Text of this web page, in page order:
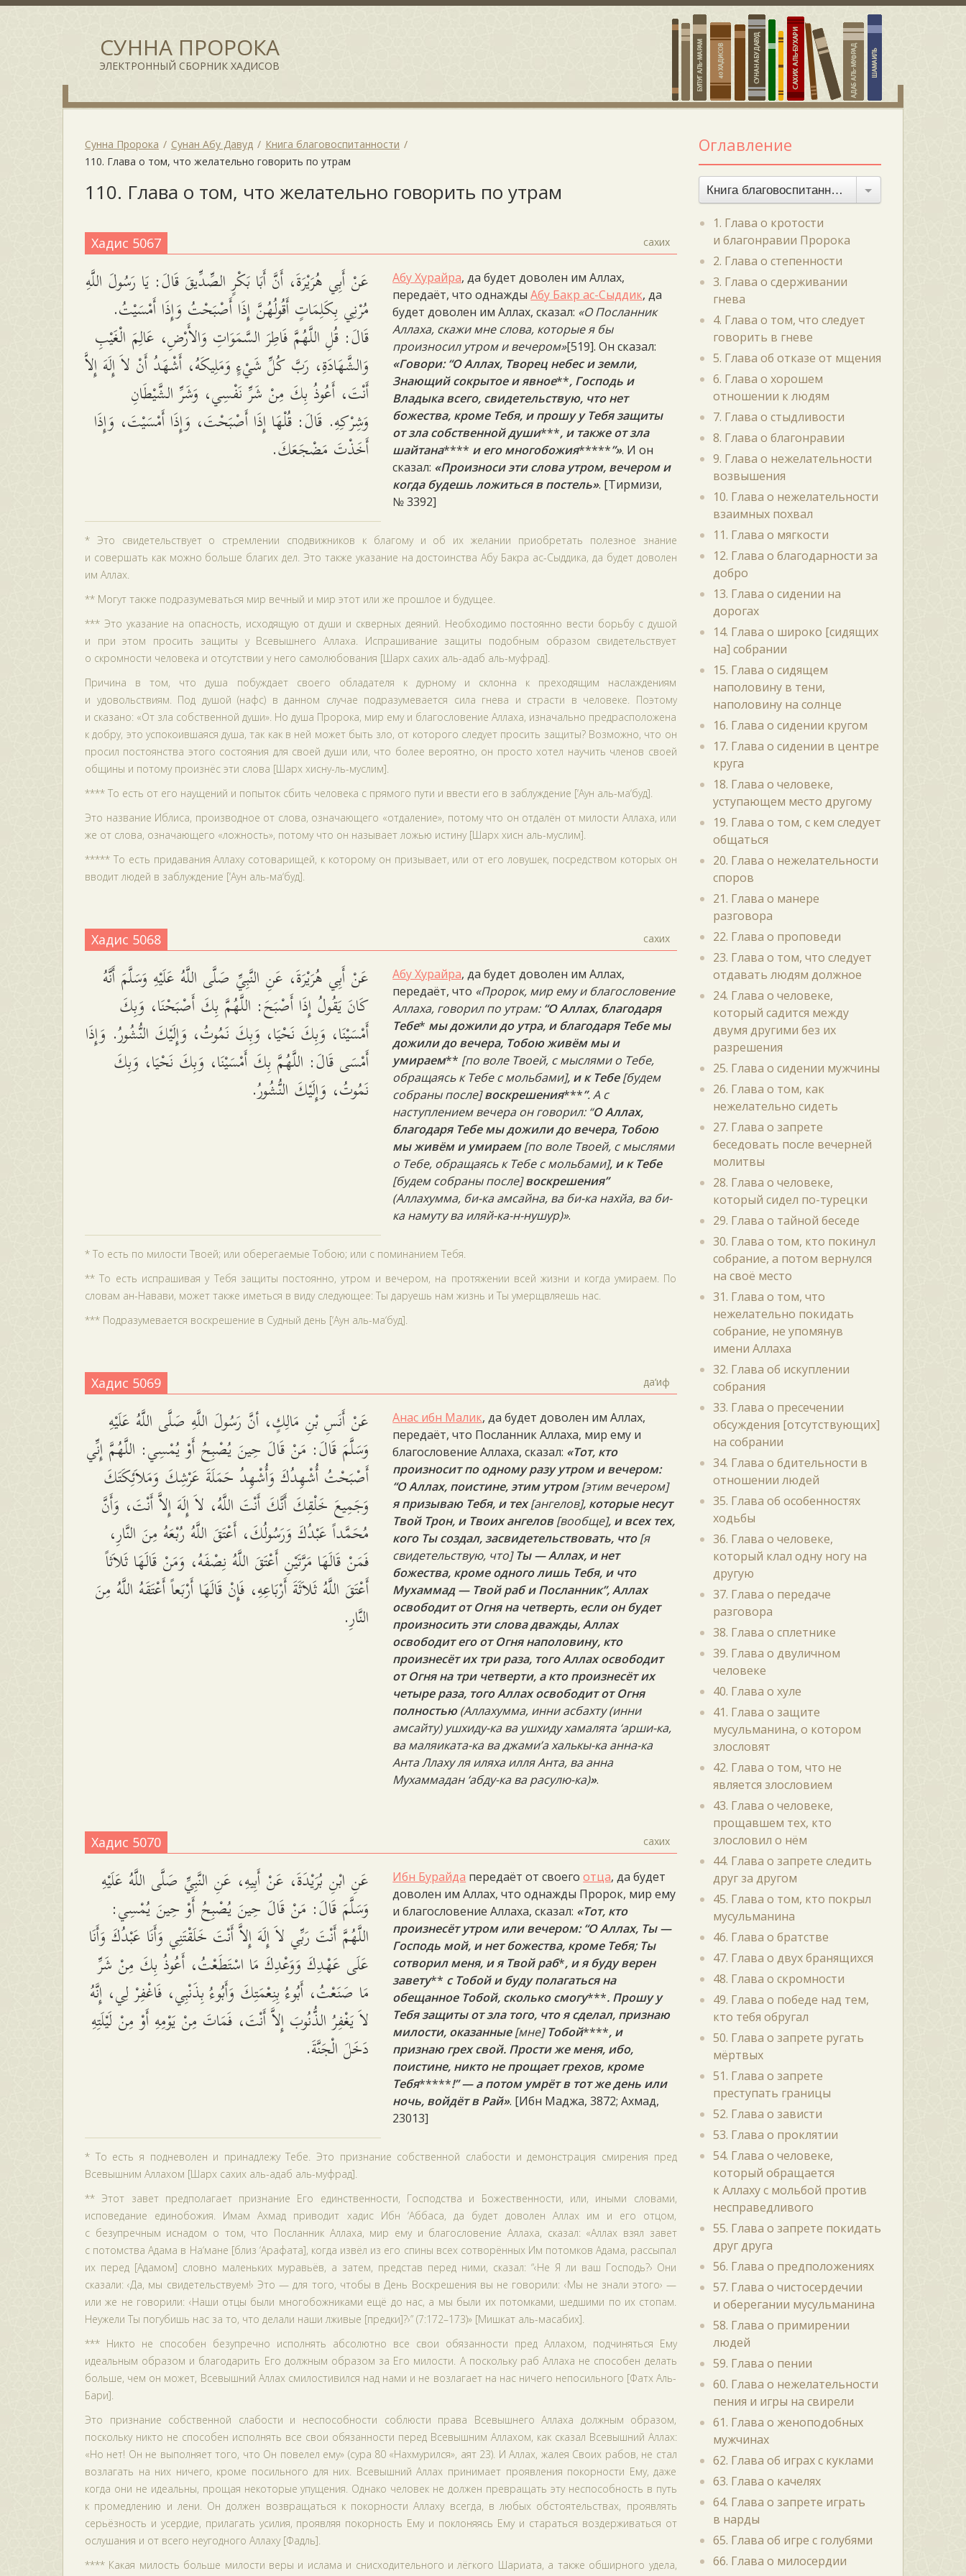
СУННА ПРОРОКА
ЭЛЕКТРОННЫЙ СБОРНИК ХАДИСОВ
Сунна Пророка Сунан Абу Давуд
Книга благовоспитанности
110. Глава о том, что желательно говорить по утрам
110. Глава о том, что желательно говорить по утрам
Хадис 5067 сахих
عَنْ أَبِي هُرَيْرَةَ، أَنَّ أَبَا بَكْرٍ الصِّدِّيقَ قَالَ: يَا رَسُولَ اللَّهِ
مُرْنِي بِكَلِمَاتٍ أَقُولُهُنَّ إِذَا أَصْبَحْتُ وَإِذَا أَمْسَيْتُ.
قَالَ: قُلِ اللَّهُمَّ فَاطِرَ السَّمَوَاتِ وَالأَرْضِ، عَالِمَ الْغَيْبِ
وَالشَّهَادَةِ، رَبَّ كُلِّ شَيْءٍ وَمَلِيكَهُ، أَشْهَدُ أَنْ لاَ إِلَهَ إِلاَّ
أَنْتَ، أَعُوذُ بِكَ مِنْ شَرِّ نَفْسِي، وَشَرِّ الشَّيْطَانِ
وَشِرْكِهِ. قَالَ: قُلْهَا إِذَا أَصْبَحْتَ، وَإِذَا أَمْسَيْتَ، وَإِذَا
أَخَذْتَ مَضْجَعَكَ.
Абу Хурайра, да будет доволен им Аллах,
передаёт, что однаждыАбу Бакр ас-Сыддик, да
будет доволен им Аллах, сказал: «О Посланник
Аллаха, скажи мне слова, которые я бы
произносил утром и вечером»[519]. Он сказал:
«Говори: “O Аллах, Творец небес и земли,
Знающий сокрытое и явное**, Господь и
Владыка всего, свидетельствую, что нет
божества, кроме Тебя, и прошу у Тебя защиты
от зла собственной души***, и также от зла
шайтана**** и его многобожия*****”». И он
сказал: «Произноси эти слова утром, вечером и
когда будешь ложиться в постель». [Тирмизи,
№ 3392]
* Это свидетельствует о стремлении сподвижников к благому и об их желании приобретать полезное знание
и совершать как можно больше благих дел. Это также указание на достоинства Абу Бакра ас-Сыддика, да будет доволен
им Аллах.
** Могут также подразумеваться мир вечный и мир этот или же прошлое и будущее.
*** Это указание на опасность, исходящую от души и скверных деяний. Необходимо постоянно вести борьбу с душой
и при этом просить защиты у Всевышнего Аллаха. Испрашивание защиты подобным образом свидетельствует
о скромности человека и отсутствии у него самолюбования [Шарх сахих аль-адаб аль-муфрад].
Причина в том, что душа побуждает своего обладателя к дурному и склонна к преходящим наслаждениям
и удовольствиям. Под душой (нафс) в данном случае подразумевается сила гнева и страсти в человеке. Поэтому
и сказано: «От зла собственной души». Но душа Пророка, мир ему и благословение Аллаха, изначально предрасположена
к добру, это успокоившаяся душа, так как в ней может быть зло, от которого следует просить защиты? Возможно, что он
просил постоянства этого состояния для своей души или, что более вероятно, он просто хотел научить членов своей
общины и потому произнёс эти слова [Шарх хисну-ль-муслим].
**** То есть от его наущений и попыток сбить человека с прямого пути и ввести его в заблуждение [‘Аун аль-ма‘буд].
Это название Иблиса, производное от слова, означающего «отдаление», потому что он отдалён от милости Аллаха, или
же от слова, означающего «ложность», потому что он называет ложью истину [Шарх хисн аль-муслим].
***** То есть придавания Аллаху сотоварищей, к которому он призывает, или от его ловушек, посредством которых он
вводит людей в заблуждение [‘Аун аль-ма‘буд].
Хадис 5068 сахих
عَنْ أَبِي هُرَيْرَةَ، عَنِ النَّبِيِّ صَلَّى اللَّهُ عَلَيْهِ وَسَلَّمَ أَنَّهُ
كَانَ يَقُولُ إِذَا أَصْبَحَ: اللَّهُمَّ بِكَ أَصْبَحْنَا، وَبِكَ
أَمْسَيْنَا، وَبِكَ نَحْيَا، وَبِكَ نَمُوتُ، وَإِلَيْكَ النُّشُورُ. وَإِذَا
أَمْسَى قَالَ: اللَّهُمَّ بِكَ أَمْسَيْنَا، وَبِكَ نَحْيَا، وَبِكَ
نَمُوتُ، وَإِلَيْكَ النُّشُورُ.
Абу Хурайра, да будет доволен им Аллах,
передаёт, что «Пророк, мир ему и благословение
Аллаха, говорил по утрам: “О Аллах, благодаря
Тебе* мы дожили до утра, и благодаря Тебе мы
дожили до вечера, Тобою живём мы и
умираем** [по воле Твоей, с мыслями о Тебе,
обращаясь к Тебе с мольбами], и к Тебе[будем
собраны после]воскрешения***”. А с
наступлением вечера он говорил: “О Аллах,
благодаря Тебе мы дожили до вечера, Тобою
мы живём и умираем[по воле Твоей, с мыслями
о Тебе, обращаясь к Тебе с мольбами], и к Тебе
[будем собраны после]воскрешения”
(Аллахумма, би-ка амсайна, ва би-ка нахйа, ва би-
ка намуту ва иляй-ка-н-нушур)».
* То есть по милости Твоей; или оберегаемые Тобою; или с поминанием Тебя.
** То есть испрашивая у Тебя защиты постоянно, утром и вечером, на протяжении всей жизни и когда умираем. По
словам ан-Навави, может также иметься в виду следующее: Ты даруешь нам жизнь и Ты умерщвляешь нас.
*** Подразумевается воскрешение в Судный день [‘Аун аль-ма‘буд].
Хадис 5069 да‘иф
عَنْ أَنَسِ بْنِ مَالِكٍ، أنَّ رَسُولَ اللَّهِ صَلَّى اللَّهُ عَلَيْهِ
وَسَلَّمَ قَالَ: مَنْ قَالَ حِينَ يُصْبِحُ أَوْ يُمْسِي: اللَّهُمَّ إِنِّي
أَصْبَحْتُ أُشْهِدُكَ وَأُشْهِدُ حَمَلَةَ عَرْشِكَ وَمَلاَئِكَتَكَ
وَجَمِيعَ خَلْقِكَ أَنَّكَ أَنْتَ اللَّهُ، لاَ إِلَهَ إِلاَّ أَنْتَ، وَأَنَّ
مُحَمَّداً عَبْدُكَ وَرَسُولُكَ، أَعْتَقَ اللَّهُ رُبْعَهُ مِنَ النَّارِ،
فَمَنْ قَالَهَا مَرَّتَيْنِ أَعْتَقَ اللَّهُ نِصْفَهُ، وَمَنْ قَالَهَا ثَلاَثاً
أَعْتَقَ اللَّهُ ثَلاَثَةَ أَرْبَاعِهِ، فَإِنْ قَالَهَا أَرْبَعاً أَعْتَقَهُ اللَّهُ مِنَ
النَّارِ.
Анас ибн Малик, да будет доволен им Аллах,
передаёт, что Посланник Аллаха, мир ему и
благословение Аллаха, сказал: «Тот, кто
произносит по одному разу утром и вечером:
“О Аллах, поистине, этим утром[этим вечером]
я призываю Тебя, и тех[ангелов], которые несут
Твой Трон, и Твоих ангелов[вообще], и всех тех,
кого Ты создал, засвидетельствовать, что[я
свидетельствую, что]Ты — Аллах, и нет
божества, кроме одного лишь Тебя, и что
Мухаммад — Твой раб и Посланник”, Аллах
освободит от Огня на четверть, если он будет
произносить эти слова дважды, Аллах
освободит его от Огня наполовину, кто
произнесёт их три раза, того Аллах освободит
от Огня на три четверти, а кто произнесёт их
четыре раза, того Аллах освободит от Огня
полностью (Аллахумма, инни асбахту (инни
амсайту) ушхиду-ка ва ушхиду хамалята ‘арши-ка,
ва маляиката-ка ва джами’а халькы-ка анна-ка
Анта Ллаху ля иляха илля Анта, ва анна
Мухаммадан ‘абду-ка ва расулю-ка)».
Хадис 5070 сахих
عَنِ ابْنِ بُرَيْدَةَ، عَنْ أَبِيهِ، عَنِ النَّبِيِّ صَلَّى اللَّهُ عَلَيْهِ
وَسَلَّمَ قَالَ: مَنْ قَالَ حِينَ يُصْبِحُ أَوْ حِينَ يُمْسِي:
اللَّهُمَّ أَنْتَ رَبِّي لاَ إِلَهَ إِلاَّ أَنْتَ خَلَقْتَنِي وَأَنَا عَبْدُكَ وَأَنَا
عَلَى عَهْدِكَ وَوَعْدِكَ مَا اسْتَطَعْتُ، أَعُوذُ بِكَ مِنْ شَرِّ
مَا صَنَعْتُ، أَبُوءُ بِنِعْمَتِكَ وَأَبُوءُ بِذَنْبِي، فَاغْفِرْ لِي، إِنَّهُ
لاَ يَغْفِرُ الذُّنُوبَ إِلاَّ أَنْتَ، فَمَاتَ مِنْ يَوْمِهِ أَوْ مِنْ لَيْلَتِهِ
دَخَلَ الْجَنَّةَ.
Ибн Бурайда передаёт от своегоотца, да будет
доволен им Аллах, что однажды Пророк, мир ему
и благословение Аллаха, сказал: «Тот, кто
произнесёт утром или вечером: “О Аллах, Ты —
Господь мой, и нет божества, кроме Тебя; Ты
сотворил меня, и я Твой раб*, и я буду верен
завету** с Тобой и буду полагаться на
обещанное Тобой, сколько смогу***. Прошу у
Тебя защиты от зла того, что я сделал, признаю
милости, оказанные[мне]Тобой****, и
признаю грех свой. Прости же меня, ибо,
поистине, никто не прощает грехов, кроме
Тебя*****!” — а потом умрёт в тот же день или
ночь, войдёт в Рай». [Ибн Маджа, 3872; Ахмад,
23013]
* То есть я подневолен и принадлежу Тебе. Это признание собственной слабости и демонстрация смирения пред
Всевышним Аллахом [Шарх сахих аль-адаб аль-муфрад].
** Этот завет предполагает признание Его единственности, Господства и Божественности, или, иными словами,
исповедание единобожия. Имам Ахмад приводит хадис Ибн ‘Аббаса, да будет доволен Аллах им и его отцом,
с безупречным иснадом о том, что Посланник Аллаха, мир ему и благословение Аллаха, сказал: «Аллах взял завет
с потомства Адама в На‘мане [близ ‘Арафата], когда извёл из его спины всех сотворённых Им потомков Адама, рассыпал
их перед [Адамом] словно маленьких муравьёв, а затем, представ перед ними, сказал: “‹Не Я ли ваш Господь?› Они
сказали: ‹Да, мы свидетельствуем!› Это — для того, чтобы в День Воскрешения вы не говорили: ‹Мы не знали этого› —
или же не говорили: ‹Наши отцы были многобожниками ещё до нас, а мы были их потомками, шедшими по их стопам.
Неужели Ты погубишь нас за то, что делали наши лживые [предки]?›” (7:172–173)» [Мишкат аль-масабих].
*** Никто не способен безупречно исполнять абсолютно все свои обязанности пред Аллахом, подчиняться Ему
идеальным образом и благодарить Его должным образом за Его милости. А поскольку раб Аллаха не способен делать
больше, чем он может, Всевышний Аллах смилостивился над нами и не возлагает на нас ничего непосильного [Фатх Аль-
Бари].
Это признание собственной слабости и неспособности соблюсти права Всевышнего Аллаха должным образом,
поскольку никто не способен исполнять все свои обязанности перед Всевышним Аллахом, как сказал Всевышний Аллах:
«Но нет! Он не выполняет того, что Он повелел ему» (сура 80 «Нахмурился», аят 23). И Аллах, жалея Своих рабов, не стал
возлагать на них ничего, кроме посильного для них. Всевышний Аллах принимает проявления покорности Ему, даже
когда они не идеальны, прощая некоторые упущения. Однако человек не должен превращать эту неспособность в путь
к промедлению и лени. Он должен возвращаться к покорности Аллаху всегда, в любых обстоятельствах, проявлять
серьёзность и усердие, прилагать усилия, проявляя покорность Ему и поклоняясь Ему и стараться воздерживаться от
ослушания и от всего неугодного Аллаху [Фадль].
**** Какая милость больше милости веры и ислама и снисходительного и лёгкого Шариата, а также обширного удела,
Оглавление
Книга благовоспитанности
1. Глава о кротости
и благонравии Пророка
2. Глава о степенности
3. Глава о сдерживании
гнева
4. Глава о том, что следует
говорить в гневе
5. Глава об отказе от мщения
6. Глава о хорошем
отношении к людям
7. Глава о стыдливости
8. Глава о благонравии
9. Глава о нежелательности
возвышения
10. Глава о нежелательности
взаимных похвал
11. Глава о мягкости
12. Глава о благодарности за
добро
13. Глава о сидении на
дорогах
14. Глава о широко [сидящих
на] собрании
15. Глава о сидящем
наполовину в тени,
наполовину на солнце
16. Глава о сидении кругом
17. Глава о сидении в центре
круга
18. Глава о человеке,
уступающем место другому
19. Глава о том, с кем следует
общаться
20. Глава о нежелательности
споров
21. Глава о манере
разговора
22. Глава о проповеди
23. Глава о том, что следует
отдавать людям должное
24. Глава о человеке,
который садится между
двумя другими без их
разрешения
25. Глава о сидении мужчины
26. Глава о том, как
нежелательно сидеть
27. Глава о запрете
беседовать после вечерней
молитвы
28. Глава о человеке,
который сидел по-турецки
29. Глава о тайной беседе
30. Глава о том, кто покинул
собрание, а потом вернулся
на своё место
31. Глава о том, что
нежелательно покидать
собрание, не упомянув
имени Аллаха
32. Глава об искуплении
собрания
33. Глава о пресечении
обсуждения [отсутствующих]
на собрании
34. Глава о бдительности в
отношении людей
35. Глава об особенностях
ходьбы
36. Глава о человеке,
который клал одну ногу на
другую
37. Глава о передаче
разговора
38. Глава о сплетнике
39. Глава о двуличном
человеке
40. Глава о хуле
41. Глава о защите
мусульманина, о котором
злословят
42. Глава о том, что не
является злословием
43. Глава о человеке,
прощавшем тех, кто
злословил о нём
44. Глава о запрете следить
друг за другом
45. Глава о том, кто покрыл
мусульманина
46. Глава о братстве
47. Глава о двух бранящихся
48. Глава о скромности
49. Глава о победе над тем,
кто тебя обругал
50. Глава о запрете ругать
мёртвых
51. Глава о запрете
преступать границы
52. Глава о зависти
53. Глава о проклятии
54. Глава о человеке,
который обращается
к Аллаху с мольбой против
несправедливого
55. Глава о запрете покидать
друг друга
56. Глава о предположениях
57. Глава о чистосердечии
и оберегании мусульманина
58. Глава о примирении
людей
59. Глава о пении
60. Глава о нежелательности
пения и игры на свирели
61. Глава о женоподобных
мужчинах
62. Глава об играх с куклами
63. Глава о качелях
64. Глава о запрете играть
в нарды
65. Глава об игре с голубями
66. Глава о милосердии